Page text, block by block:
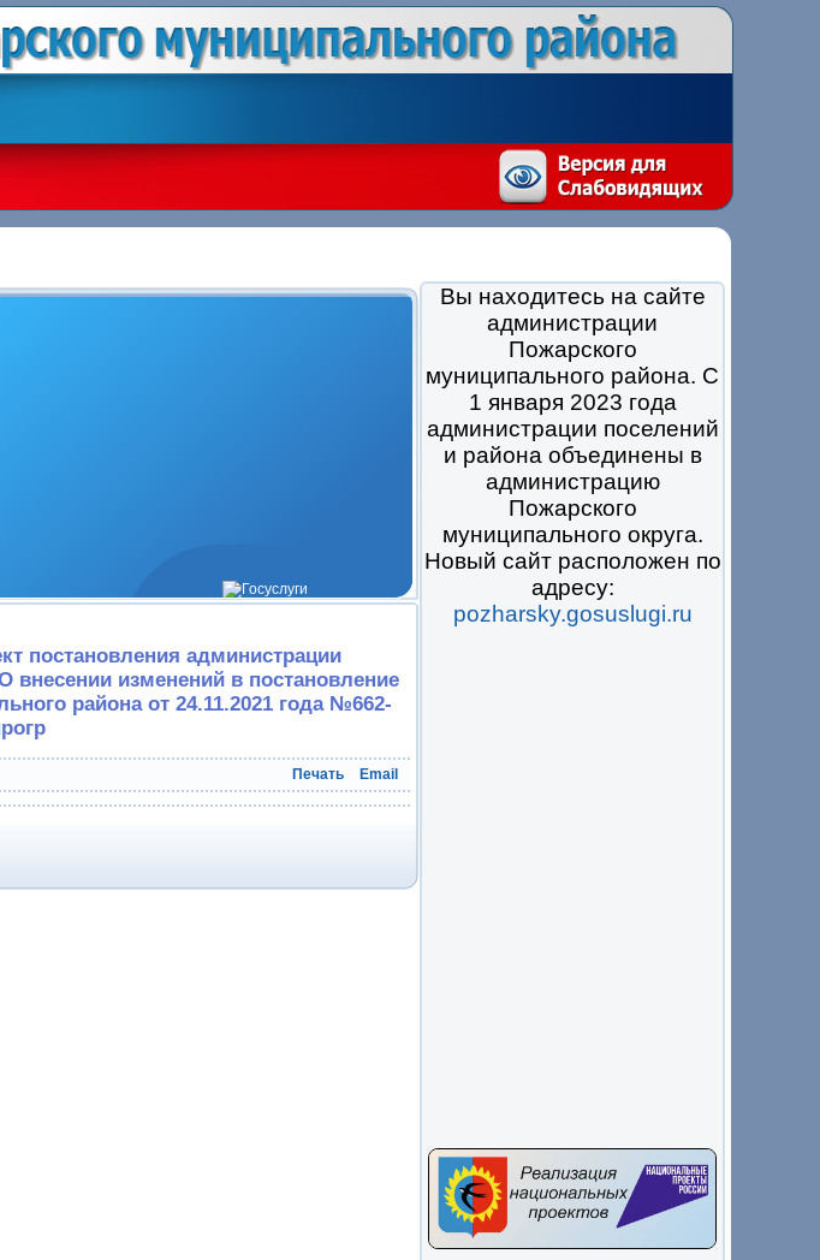
Вы находитесь на сайте
администрации
Пожарского
муниципального района. С
1 января 2023 года
администрации поселений
и района объединены в
администрацию
Пожарского
муниципального округа.
Новый сайт расположен по
адресу:
pozharsky.gosuslugi.ru
постановления администрации
внесении изменений в постановление
района от 24.11.2021 года №662-
Печать Email